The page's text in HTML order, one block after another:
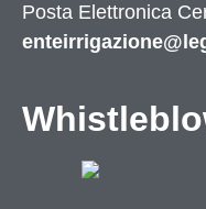
Posta Elettronica